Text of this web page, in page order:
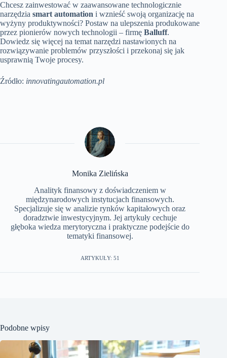
Chcesz zainwestować w zaawansowane technologicznie
narzędzia smart automation i wznieść swoją organizację na
wyżyny produktywności? Postaw na ulepszenia produkowane
przez pionierów nowych technologii – firmę Balluff.
Dowiedz się więcej na temat narzędzi nastawionych na
rozwiązywanie problemów przyszłości i przekonaj się jak
usprawnią Twoje procesy.
Źródło: innovatingautomation.pl
Monika Zielińska
Analityk finansowy z doświadczeniem w
międzynarodowych instytucjach finansowych.
Specjalizuje się w analizie rynków kapitałowych oraz
doradztwie inwestycyjnym. Jej artykuły cechuje
głęboka wiedza merytoryczna i praktyczne podejście do
tematyki finansowej.
ARTYKUŁY: 51
Podobne wpisy